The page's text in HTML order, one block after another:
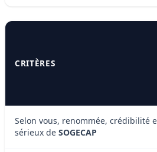
CRITÈRES
Selon vous, renommée, crédibilité
sérieux de SOGECAP